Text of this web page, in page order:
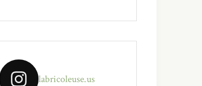
labricoleuse.us